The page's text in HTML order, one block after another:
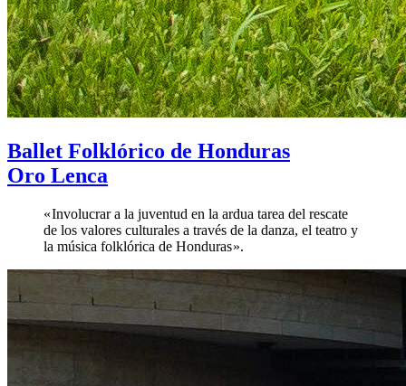
Ballet Folklórico de Honduras
Oro Lenca
« Involucrar a la juventud en la ardua tarea del rescate
de los valores culturales a través de la danza, el teatro y
la música folklórica de Honduras ».